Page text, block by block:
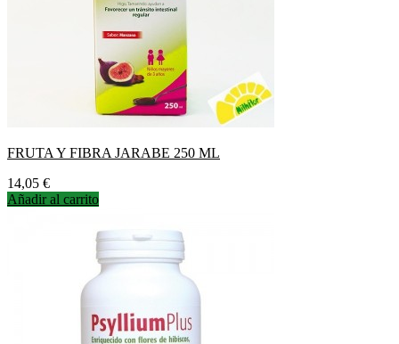
FRUTA Y FIBRA JARABE 250 ML
Precio
14,05 €
Añadir al carrito